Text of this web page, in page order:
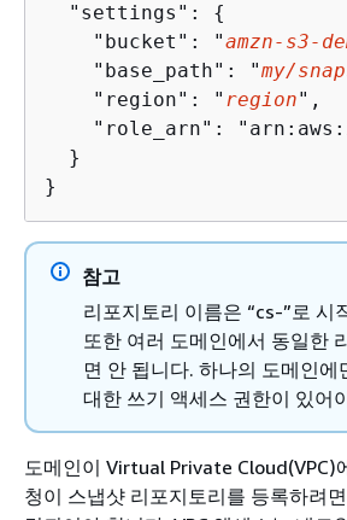
  "settings":
{
    "bucket": "
amzn-s3-
    "base_path": "
my/
    "region": "
region",
"role_arn":
  }
}
참고
리포지토리 이름은 “cs-”로 시
또한 여러 도메인에서 동일한
면 안 됩니다. 하나의 도메인에
대한 쓰기 액세스 권한이 있어
도메인이 Virtual Private Cloud(VPC)
청이 스냅샷 리포지토리를 등록하려